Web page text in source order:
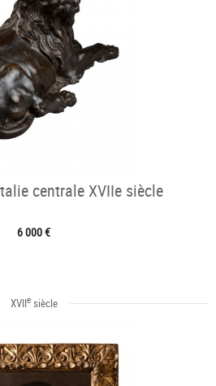
centrale XVIIe siècle
6 000 €
XVIIesiècle